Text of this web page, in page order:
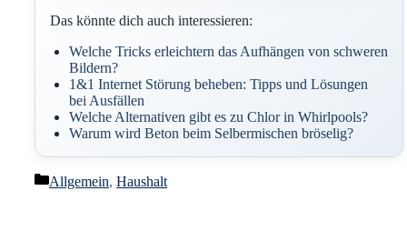
Das könnte dich auch interessieren:
Welche Tricks erleichtern das Aufhängen von schweren
Bildern?
1&1 Internet Störung beheben: Tipps und Lösungen
bei Ausfällen
Welche Alternativen gibt es zu Chlor in Whirlpools?
Warum wird Beton beim Selbermischen bröselig?
Kategorien
Allgemein, Haushalt